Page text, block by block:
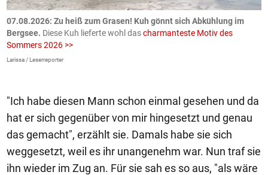
07.08.2026: Zu heiß zum Grasen! Kuh gönnt sich Abkühlung im
Bergsee. Diese Kuh lieferte wohl dascharmanteste Motiv des
Sommers 2026 >>
Larissa / Leserreporter
"Ich habe diesen Mann schon einmal gesehen und da
hat er sich gegenüber von mir hingesetzt und genau
das gemacht", erzählt sie. Damals habe sie sich
weggesetzt, weil es ihr unangenehm war. Nun traf sie
ihn wieder im Zug an. Für sie sah es so aus, "als wäre